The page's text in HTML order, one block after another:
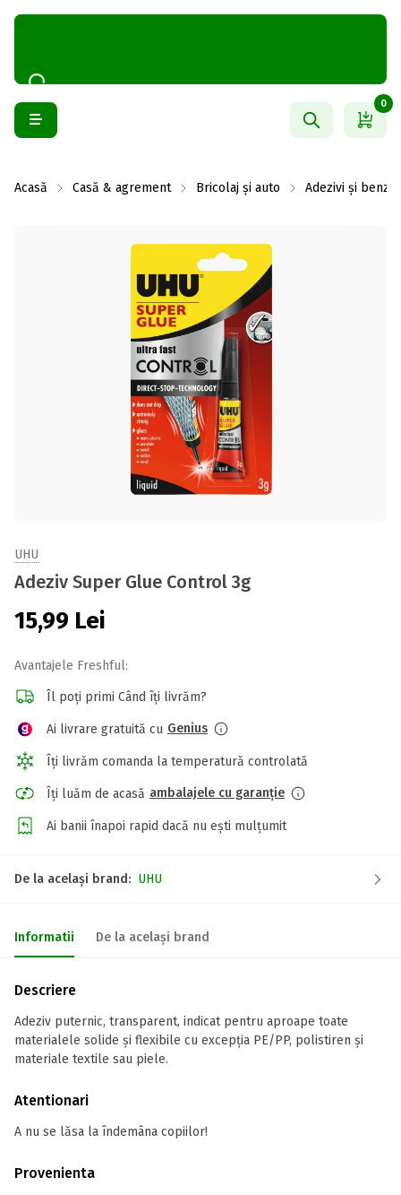
0
Acasă Casă & agrement Bricolaj și auto Adezivi și benzi
UHU
Adeziv Super Glue Control 3g
15,99 Lei
Avantajele Freshful:
Îl poți primi Când îți livrăm?
Ai livrare gratuită cu Genius
Îți livrăm comanda la temperatură controlată
Îți luăm de acasă ambalajele cu garanție
Ai banii înapoi rapid dacă nu ești mulțumit
De la același brand: UHU
Informatii De la același brand
Descriere
Adeziv puternic, transparent, indicat pentru aproape toate
materialele solide și flexibile cu excepția PE/PP, polistiren și
materiale textile sau piele.
Atentionari
A nu se lăsa la îndemâna copiilor!
Provenienta